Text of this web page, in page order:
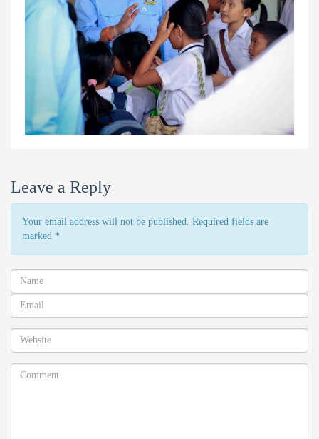
Leave a Reply
Your email address will not be published. Required fields are
marked *